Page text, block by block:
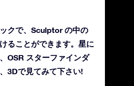
クで、Sculptor の中の
ることができます。星に
OSR スターファインダ
3Dで見てみて下さい!